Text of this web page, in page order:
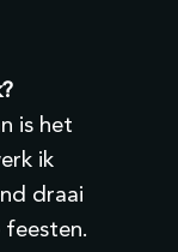
is het
ik
draai
feesten.